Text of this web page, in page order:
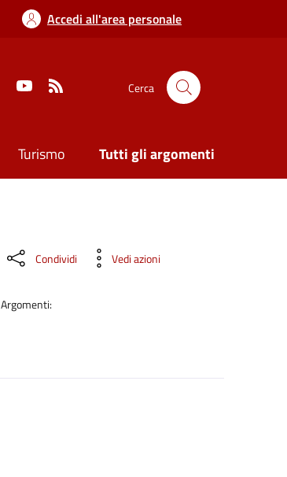
Accedi all'area personale
Cerca
Turismo Tutti gli argomenti
Condividi Vedi azioni
Argomenti: